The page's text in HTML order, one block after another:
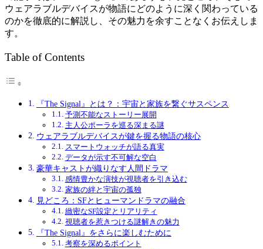
ウェアラブルデバイスが物語にどのように深く関わっている
のかを徹底的に解説し、その魅力を余すことなくお伝えしま
す。
Table of Contents
『The Signal』とは？：宇宙と家族を繋ぐサスペンス
予測不能なストーリー展開
主人公ポーラを巡る深まる謎
ウェアラブルデバイスが鍵を握る物語の核心
スマートウォッチが語る真実
データが示す不可解な空白
豪華キャストが織りなす人間ドラマ
感情豊かな演技が視聴者を引き込む
家族の絆と宇宙の孤独
見どころ：SFとヒューマンドラマの融合
緻密なSF設定とリアリティ
視聴者を惹きつける謎解きの魅力
『The Signal』をさらに楽しむために
考察を深めるポイント